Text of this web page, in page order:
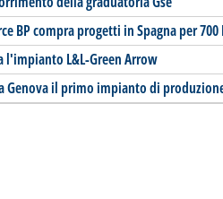
BP compra progetti in Spagna per 700
l'impianto L&L-Green Arrow
Genova il primo impianto di